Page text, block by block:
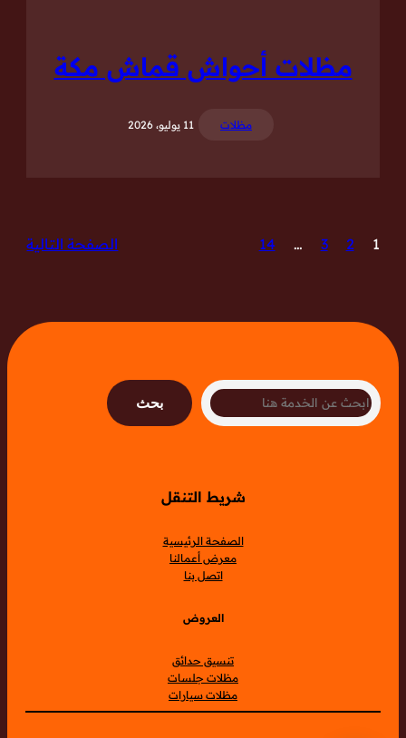
مظلات أحواش قماش مكة
مظلات 11 يوليو، 2026
1
2
3
…
14 الصفحة التالية
Search
بحث
شريط التنقل
الصفحة الرئيسية
معرض أعمالنا
اتصل بنا
العروض
تنسيق حدائق
مظلات جلسات
مظلات سيارات